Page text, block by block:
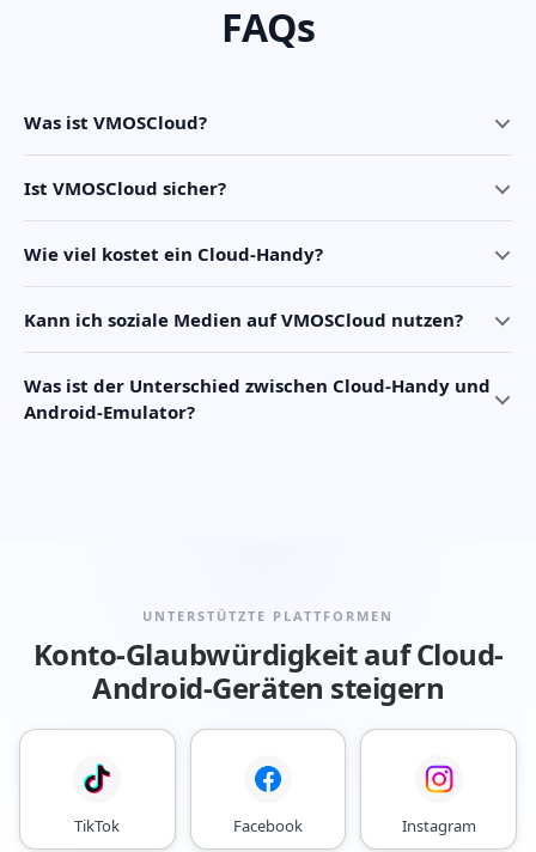
FAQs
Was ist VMOSCloud?
Ist VMOSCloud sicher?
Wie viel kostet ein Cloud-Handy?
Kann ich soziale Medien auf VMOSCloud nutzen?
Was ist der Unterschied zwischen Cloud-Handy und
Android-Emulator?
UNTERSTÜTZTE PLATTFORMEN
Konto-Glaubwürdigkeit auf Cloud-
Android-Geräten steigern
TikTok Facebook Instagram